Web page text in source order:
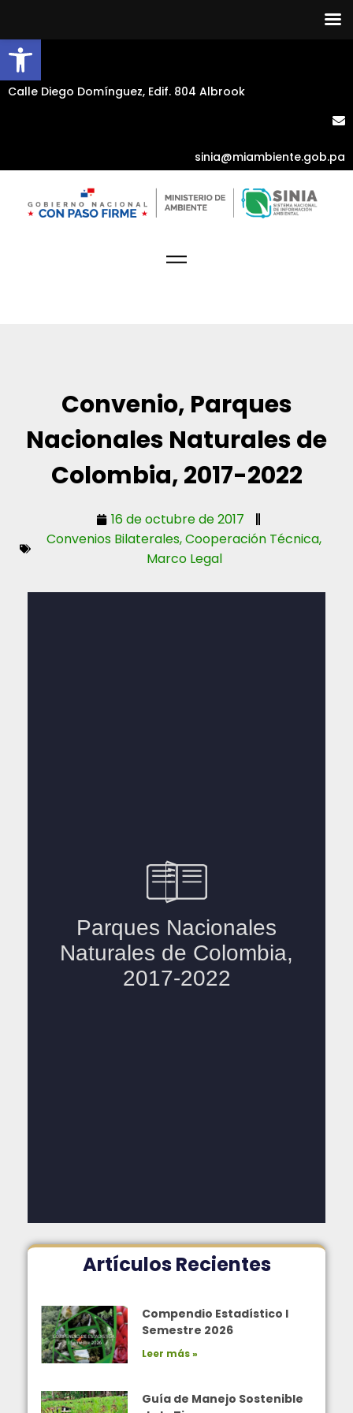
Abrir barra de herramientas
Calle Diego Domínguez, Edif. 804 Albrook
sinia@miambiente.gob.pa
Convenio, Parques
Nacionales Naturales de
Colombia, 2017-2022
16 de octubre de 2017
Convenios Bilaterales,Cooperación Técnica,
Marco Legal
Artículos Recientes
Compendio Estadístico I
Semestre 2026
Leer más »
Guía de Manejo Sostenible